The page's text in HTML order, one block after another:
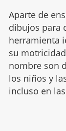
Aparte de
dibujos para
herramienta
su
nombre son
los niños y
incluso en